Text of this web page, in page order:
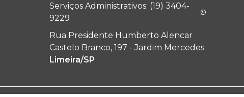
Serviços Administrativos: (19) 3404-
9229
Rua Presidente Humberto Alencar
Castelo Branco, 197 - Jardim Mercedes
Limeira/SP